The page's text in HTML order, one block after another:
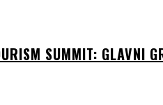
SUMMIT: GLAVNI